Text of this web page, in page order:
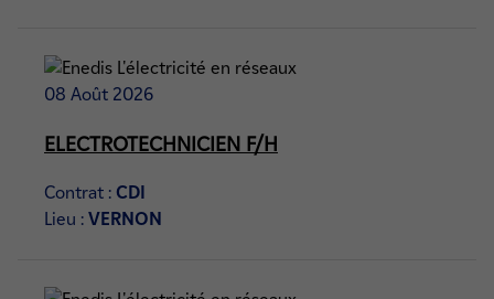
08 Août 2026
ELECTROTECHNICIEN F/H
Contrat : CDI
Lieu : VERNON